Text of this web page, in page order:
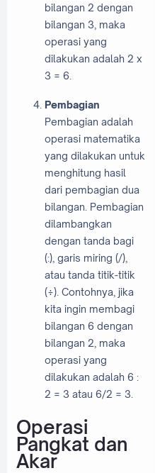
bilangan 2 dengan
bilangan 3, maka
operasi yang
dilakukan adalah 2 x
3 = 6.
Pembagian
Pembagian adalah
operasi matematika
yang dilakukan untuk
menghitung hasil
dari pembagian dua
bilangan. Pembagian
dilambangkan
dengan tanda bagi
(:), garis miring (/),
atau tanda titik-titik
(÷). Contohnya, jika
kita ingin membagi
bilangan 6 dengan
bilangan 2, maka
operasi yang
dilakukan adalah 6 :
2 = 3 atau 6/2 = 3.
Operasi
Pangkat dan
Akar